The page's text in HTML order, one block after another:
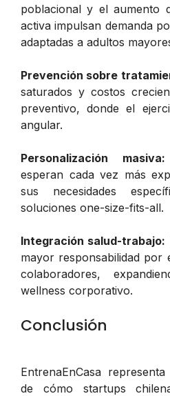
poblacional y el aumento
activa impulsan demanda
adaptadas a adultos
Prevención sobre
saturados y costos
preventivo, donde el
angular.
Personalización masiva:
esperan cada vez más
sus necesidades
soluciones one-size-fits-all.
Integración salud-trabajo:
mayor responsabilidad por
colaboradores,
wellness corporativo.
Conclusión
EntrenaEnCasa
de cómo startups